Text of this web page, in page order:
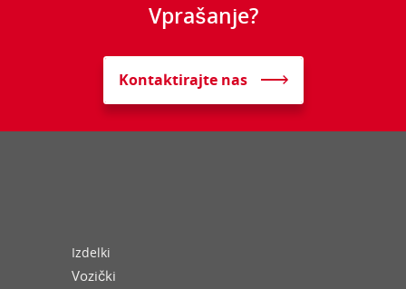
Vprašanje?
Kontaktirajte nas
Izdelki
Vozički